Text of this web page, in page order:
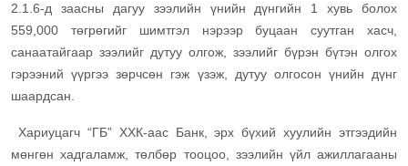
2.1.6-д заасны дагуу зээлийн үнийн дүнгийн 1 хувь болох
559,000 төгрөгийг шимтгэл нэрээр буцаан суутган хасч,
санаатайгаар зээлийг дутуу олгож, зээлийг бүрэн бүтэн олгох
гэрээний үүргээ зөрчсөн гэж үзэж, дутуу олгосон үнийн дүнг
шаардсан.
Хариуцагч “ГБ” ХХК-аас Банк, эрх бүхий хуулийн этгээдийн
мөнгөн хадгаламж, төлбөр тооцоо, зээлийн үйл ажиллагааны